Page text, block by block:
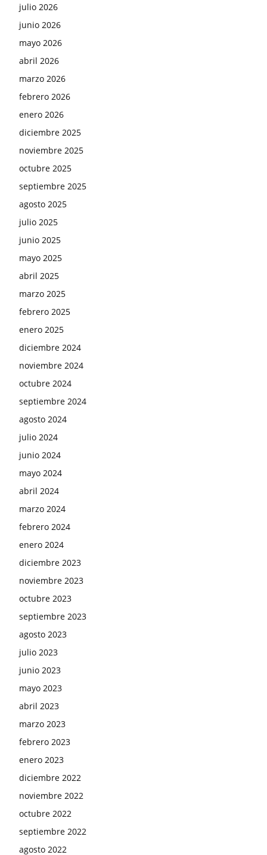
julio 2026
junio 2026
mayo 2026
abril 2026
marzo 2026
febrero 2026
enero 2026
diciembre 2025
noviembre 2025
octubre 2025
septiembre 2025
agosto 2025
julio 2025
junio 2025
mayo 2025
abril 2025
marzo 2025
febrero 2025
enero 2025
diciembre 2024
noviembre 2024
octubre 2024
septiembre 2024
agosto 2024
julio 2024
junio 2024
mayo 2024
abril 2024
marzo 2024
febrero 2024
enero 2024
diciembre 2023
noviembre 2023
octubre 2023
septiembre 2023
agosto 2023
julio 2023
junio 2023
mayo 2023
abril 2023
marzo 2023
febrero 2023
enero 2023
diciembre 2022
noviembre 2022
octubre 2022
septiembre 2022
agosto 2022